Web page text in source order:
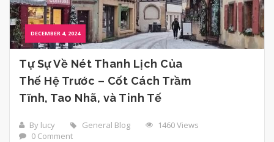
DECEMBER 4, 2024
Tự Sự Về Nét Thanh Lịch Của
Thế Hệ Trước – Cốt Cách Trầm
Tĩnh, Tao Nhã, và Tinh Tế
By lucy General Blog
1460 Views
0 Comment